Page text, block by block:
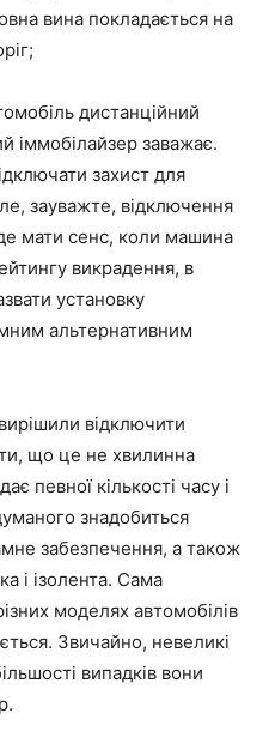
вина покладається на
дистанційний
іммобілайзер заважає.
захист для
зауважте, відключення
мати сенс, коли машина
викрадення, в
установку
альтернативним
відключити
що це не хвилинна
певної кількості часу і
знадобиться
забезпечення, а також
і ізолента. Сама
моделях автомобілів
Звичайно, невеликі
випадків вони